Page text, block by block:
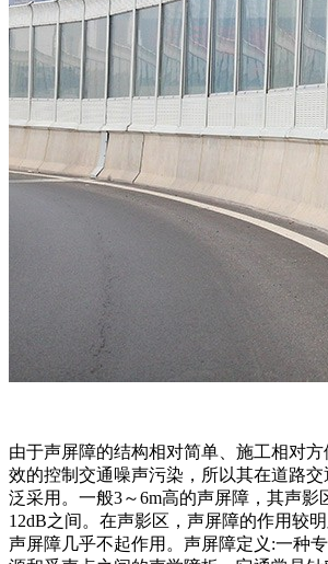
由于声屏障的结构相对简单、施工相对
效的控制交通噪声污染，所以其在道路
泛采用。一般3～6m高的声屏障，其声影
12dB之间。在声影区，声屏障的作用较
声屏障几乎不起作用。声屏障定义:一种